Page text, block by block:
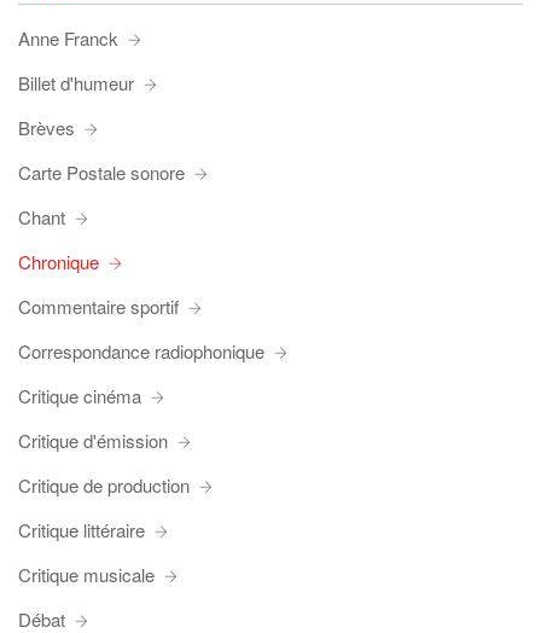
Anne Franck
Billet d'humeur
Brèves
Carte Postale sonore
Chant
Chronique
Commentaire sportif
Correspondance radiophonique
Critique cinéma
Critique d'émission
Critique de production
Critique littéraire
Critique musicale
Débat